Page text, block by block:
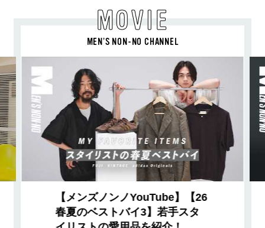
MOVIE
MEN’S NON-NO CHANNEL
【メンズノンノYouTube】【26
春夏のベストバイ3】若手スタ